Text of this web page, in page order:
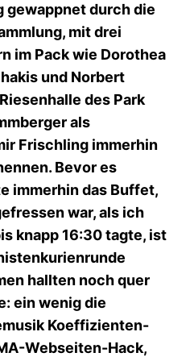
gewappnet durch die
mit drei
im Pack wie Dorothea
und Norbert
des Park
als
Frischling immerhin
Bevor es
immerhin das Buffet,
war, als ich
knapp 16:30 tagte, ist
hallten noch quer
ein wenig die
Koeffizienten-
Webseiten-Hack,